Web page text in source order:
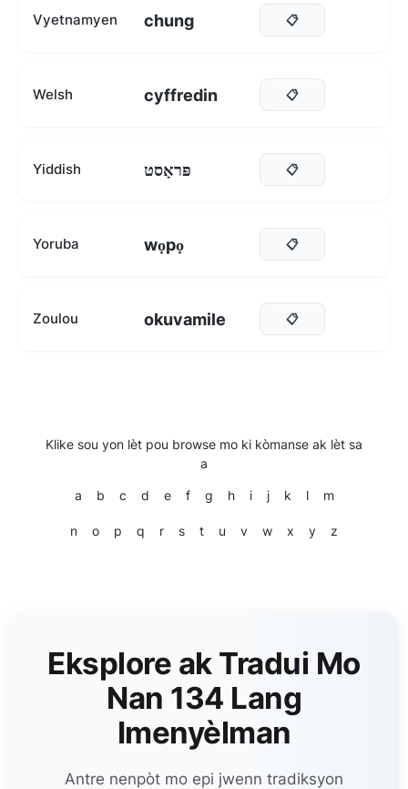
Vyetnamyen chung 📋
Welsh cyffredin 📋
Yiddish פּראָסט 📋
Yoruba wọpọ 📋
Zoulou okuvamile 📋
Klike sou yon lèt pou browse mo ki kòmanse ak lèt sa
a
a b c d e f g h i j k l m
n o p q r s t u v w x y z
Eksplore ak Tradui Mo
Nan 134 Lang
Imenyèlman
Antre nenpòt mo epi jwenn tradiksyon